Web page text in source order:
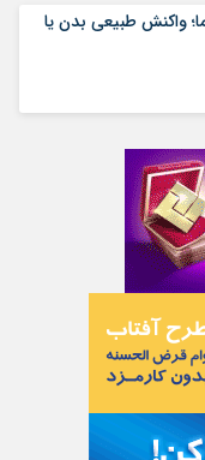
واکنش طبیعی بدن یا